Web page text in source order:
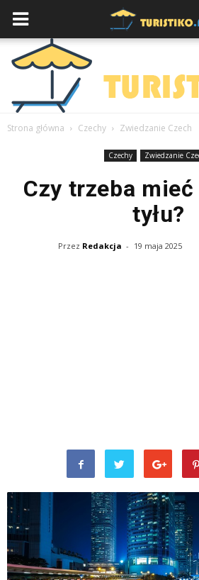
Strona główna Czechy Zwiedzanie Czech
Czechy Zwiedzanie
Czy trzeba mieć
tyłu?
Przez Redakcja - 19 maja 2025